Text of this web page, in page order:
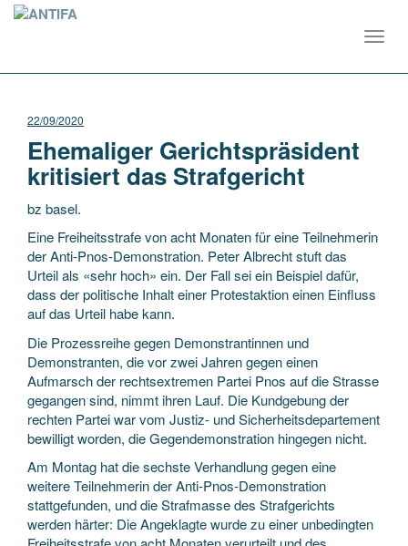
22/09/2020
Ehemaliger Gerichtspräsident
kritisiert das Strafgericht
bz basel.
Eine Freiheitsstrafe von acht Monaten für eine Teilnehmerin
der Anti-Pnos-Demonstration. Peter Albrecht stuft das
Urteil als «sehr hoch» ein. Der Fall sei ein Beispiel dafür,
dass der politische Inhalt einer Protestaktion einen Einfluss
auf das Urteil habe kann.
Die Prozessreihe gegen Demonstrantinnen und
Demonstranten, die vor zwei Jahren gegen einen
Aufmarsch der rechtsextremen Partei Pnos auf die Strasse
gegangen sind, nimmt ihren Lauf. Die Kundgebung der
rechten Partei war vom Justiz- und Sicherheitsdepartement
bewilligt worden, die Gegendemonstration hingegen nicht.
Am Montag hat die sechste Verhandlung gegen eine
weitere Teilnehmerin der Anti-Pnos-Demonstration
stattgefunden, und die Strafmasse des Strafgerichts
werden härter: Die Angeklagte wurde zu einer unbedingten